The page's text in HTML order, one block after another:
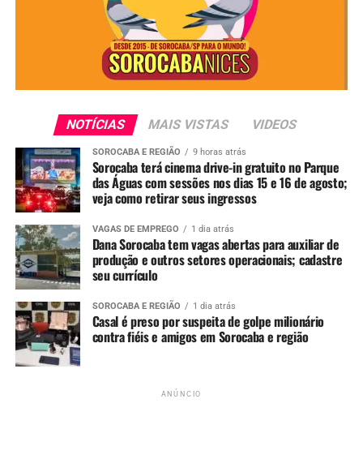
Nacional de Imunizações (PNI). O Ministério da Saúde
apresentará a proposta à Comissão Tripartite
quinta-feira (27), incluindo a estratégia de distribuição.
“Queremos começar a utilização dessa vacina no início
A secretária-executiva da Saúde de São Paulo,
Perdicaris, lembrou que o Brasil registrou
de dengue e 1.108 mortes em 2025.
“Mesmo antes da aprovação, o Butantan produziu 1
milhão de doses, pois sabíamos que eram estudos
robustos. A dose única muda o jogo: facilita a logística e
aumenta a adesão”, afirmou.
O governador de São Paulo,
reforçou a importância do imunizante.
“Ser dose única ajuda na logística e na cobertura vacinal.
Perdemos muitas vidas para a dengue, e esse cenário
pode mudar rapidamente com uma vacina 100%
NOTÍCIAS MAIS VISTAS VIDEOS
SOROCABA E REGIÃO 9 horas atrás
Sorocaba terá cinema drive-in gratuito no Parque
das Águas com sessões nos dias 15 e 16 de agosto;
veja como retirar seus ingressos
VAGAS DE EMPREGO 1 dia atrás
Dana Sorocaba tem vagas abertas para auxiliar de
produção e outros setores operacionais; cadastre
seu currículo
SOROCABA E REGIÃO 1 dia atrás
Casal é preso por suspeita de golpe milionário
contra fiéis e amigos em Sorocaba e região
ANÚNCIO